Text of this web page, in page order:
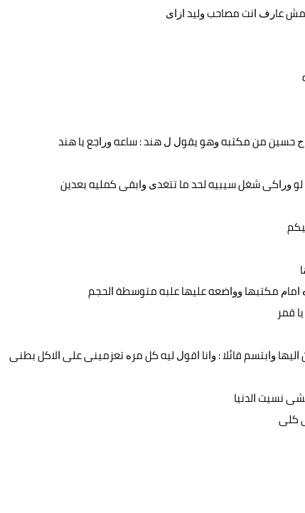
ﻣﺶ ﻋﺎﺭﻑ ﺍﻧﺖ ﻣﺼﺎﺣﺐ ﻭﻟﻴﺪ ﺍﺯﺍﻯ
ﺣﺴﻴﻦ ﻣﻦ ﻣﻜﺘﺒﻪ ﻭﻫﻮ ﻳﻘﻮﻝ ﻝ ﻫﻨﺪ : ﺳﺎﻋﻪ ﻭﺭﺍﺟﻊ ﻳﺎ ﻫﻨﺪ
ﻭﺭﺍﻛﻰ ﺷﻐﻞ ﺳﻴﺒﻴﻪ ﻟﺤﺪ ﻣﺎ ﺗﺘﻐﺪﻯ ﻭﺍﺑﻘﻰ ﻛﻤﻠﻴﻪ ﺑﻌﺪﻳﻦ
ﺍﻣﺎﻡ ﻣﻜﺘﺒﻬﺎ ﻭﻭﺍﺿﻌﻪ ﻋﻠﻴﻬﺎ ﻋﻠﺒﻪ ﻣﺘﻮﺳﻄﺔ ﺍﻟﺤﺠﻢ
ﻗﻤﺮ
ﻭﺍﺑﺘﺴﻢ ﻗﺎﺋﻼ : ﻭﺍﻧﺎ ﺍﻗﻮﻝ ﻟﻴﻪ ﻛﻞ ﻣﺮﻩ ﺗﻌﺰﻣﻴﻨﻰ ﻋﻠﻰ ﺍﻻﻛﻞ ﺑﻄﻨﻰ
ﻧﺴﻴﺖ ﺍﻟﺪﻧﻴﺎ
ﻛﻠﻰ